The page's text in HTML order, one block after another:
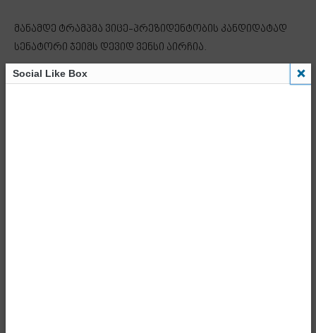
მანამდე ტრამპმა ვიცე-პრეზიდენტობის კანდიდატად
სენატორი ჯეიმს დევიდ ვენსი აირჩია.
„ხანგრძლივი მსჯელობისა და ფიქრის შემდეგ,
Social Like Box